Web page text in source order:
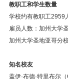
教职工和学生数量
学校约有教职工2959
雇员人数：加州大学
加州大学圣地亚哥分
知名校友
盖伊·布德·特里布尔